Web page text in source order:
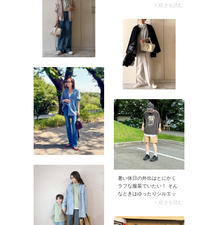
長袖のシアーシャツ。白ベ
柄が入った上品なシャツな
ら、羽織るだけで白Tシャツ
もきれいめな印象に。落ち
感のあるワイドパンツに合
わせれば、着心地もラクち
んなリラックスコーデに仕
上がります。
> 続きを読む
暑い休日の外出はとにかく
ラフな服装でいたい！ そん
なときはゆったりシルエッ
トのロゴTシャツにショート
う。ショートパンツもワー
> 続きを読む